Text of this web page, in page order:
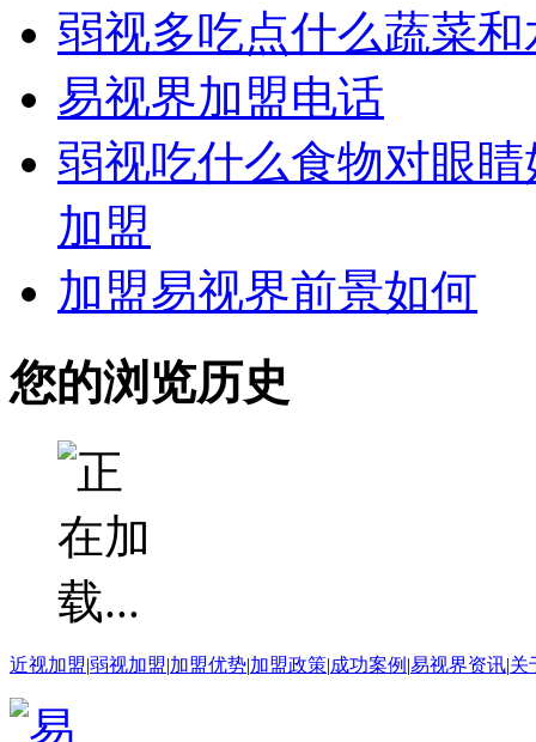
弱视多吃点什么蔬菜
易视界加盟电话
弱视吃什么食物对眼
加盟
加盟易视界前景如何
您的浏览历史
近视加盟|弱视加盟|加盟优势|加盟政策|成功案例 |易视界资讯|关